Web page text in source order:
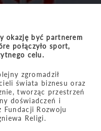
okazję być partnerem
połączyło sport,
celu.
zgromadził
świata biznesu oraz
tworząc przestrzeń
doświadczeń i
Fundacji Rozwoju
Religi.